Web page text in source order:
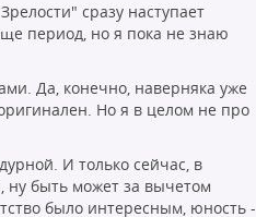
сразу наступает
период, но я пока не знаю
Да, конечно, наверняка уже
Но я в целом не про
И только сейчас, в
ну быть может за вычетом
было интересным, юность -